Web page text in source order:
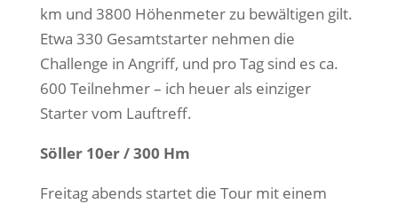
km und 3800 Höhenmeter zu bewältigen gilt.
Etwa 330 Gesamtstarter nehmen die
Challenge in Angriff, und pro Tag sind es ca.
600 Teilnehmer – ich heuer als einziger
Starter vom Lauftreff.
Söller 10er / 300 Hm
Freitag abends startet die Tour mit einem